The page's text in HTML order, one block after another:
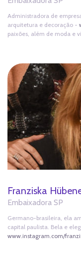
Administradora de
arquitetura e decoração -
paixões, além de moda e
Franziska
Embaixadora SP
Germano-brasileira, ela
capital paulista. Bela e
www.instagram.com/